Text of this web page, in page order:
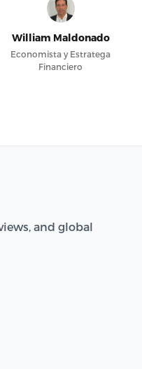
William Maldonado
Economista y Estratega
Financiero
and global